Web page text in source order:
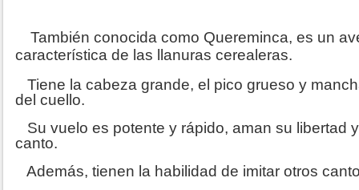
También conocida como Quereminca, es un
característica de las llanuras cerealeras.
Tiene la cabeza grande, el pico grueso y
del cuello.
Su vuelo es potente y rápido, aman su libertad
canto.
Además, tienen la habilidad de imitar otros